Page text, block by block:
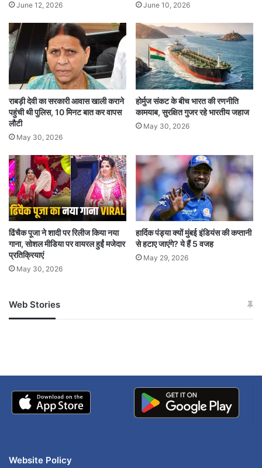
June 12, 2026 June 10, 2026
राबड़ी देवी का सरकारी आवास खाली कराने
पहुंची थी पुलिस, 10 मिनट बात कर वापस
लौटी
May 30, 2026
होर्मुज संकट के बीच भारत की रणनीति
कामयाब, सुरक्षित गुजर रहे भारतीय जहाज
May 30, 2026
ढिंचैक पूजा ने शादी पर रिलीज किया नया
गाना, सोशल मीडिया पर वायरल हुईं मजेदार
प्रतिक्रियाएं
May 30, 2026
हार्दिक पंड्या क्यों मुंबई इंडियंस की कप्तानी
से हटाए जाएंगे? ये हैं 5 वजह
May 29, 2026
Web Stories
जम्मू-कश्मीर में बारिश से
अपडेट
खाई में धक्का… आरोपियों ने
Website Policy